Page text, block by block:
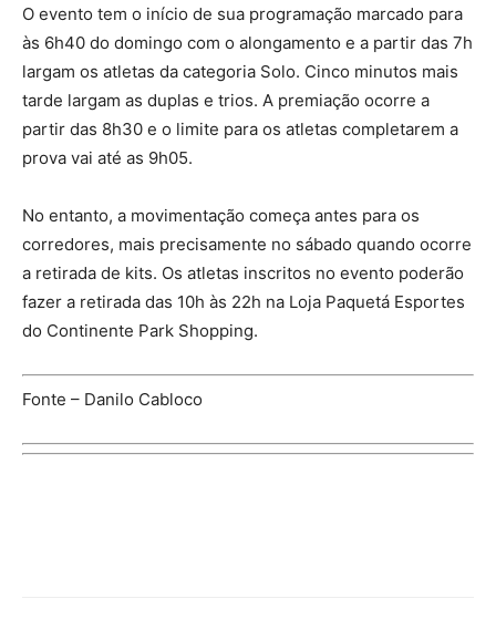
O evento tem o início de sua programação marcado para
às 6h40 do domingo com o alongamento e a partir das 7h
largam os atletas da categoria Solo. Cinco minutos mais
tarde largam as duplas e trios. A premiação ocorre a
partir das 8h30 e o limite para os atletas completarem a
prova vai até as 9h05.
No entanto, a movimentação começa antes para os
corredores, mais precisamente no sábado quando ocorre
a retirada de kits. Os atletas inscritos no evento poderão
fazer a retirada das 10h às 22h na Loja Paquetá Esportes
do Continente Park Shopping.
Fonte – Danilo Cabloco